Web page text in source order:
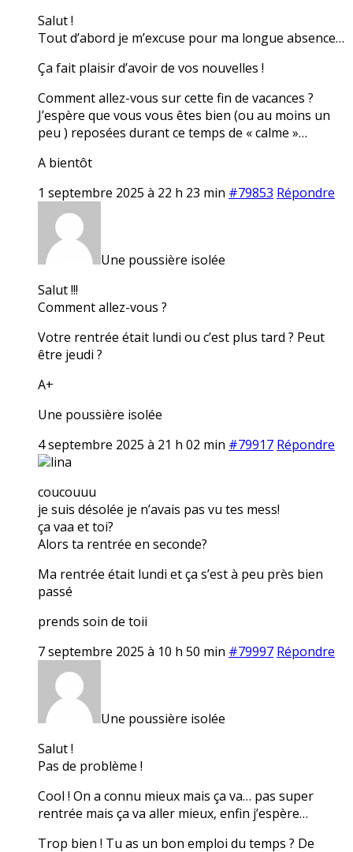
Salut !
Tout d’abord je m’excuse pour ma longue absence…
Ça fait plaisir d’avoir de vos nouvelles !
Comment allez-vous sur cette fin de vacances ?
J’espère que vous vous êtes bien (ou au moins un
peu ) reposées durant ce temps de « calme »…
A bientôt
1 septembre 2025 à 22 h 23 min #79853 Répondre
Une poussière isolée
Salut !!!
Comment allez-vous ?
Votre rentrée était lundi ou c’est plus tard ? Peut
être jeudi ?
A+
Une poussière isolée
4 septembre 2025 à 21 h 02 min #79917 Répondre
lina
coucouuu
je suis désolée je n’avais pas vu tes mess!
ça vaa et toi?
Alors ta rentrée en seconde?
Ma rentrée était lundi et ça s’est à peu près bien
passé
prends soin de toii
7 septembre 2025 à 10 h 50 min #79997 Répondre
Une poussière isolée
Salut !
Pas de problème !
Cool ! On a connu mieux mais ça va… pas super
rentrée mais ça va aller mieux, enfin j’espère…
Trop bien ! Tu as un bon emploi du temps ? De